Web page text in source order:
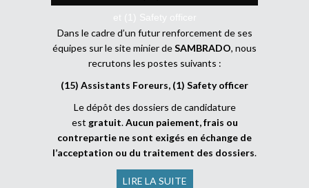
et (1) Safety officer
Dans le cadre d’un futur renforcement de ses
équipes sur le site minier deSAMBRADO, nous
recrutons les postes suivants :
(15) Assistants Foreurs, (1) Safety officer
Le dépôt des dossiers de candidature
est gratuit.Aucun paiement, frais ou
contrepartie ne sont exigés en échange de
l’acceptation ou du traitement des dossiers.
LIRE LA SUITE